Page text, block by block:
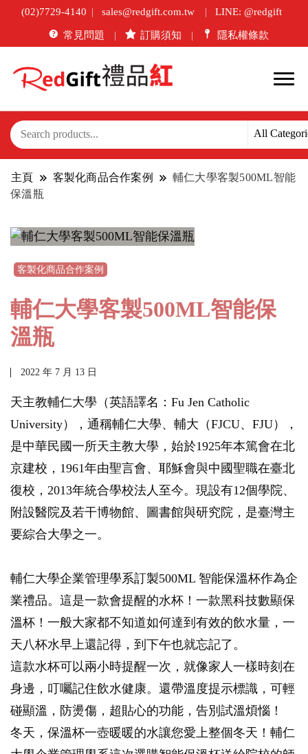
(02)7729-4140 sales@redgift.com.tw LINE: @redgift
常見問題 訂購須知 隱私權條款
主頁 客製化商品合作案例
輔仁大學客製500ML智能
保溫瓶
客製化商品合作案例
輔仁大學客製500ML智能保
溫瓶
2022 年 7 月 13 日
天主教輔仁大學（英語譯名：Fu Jen Catholic
University），通稱輔仁大學、輔大（FJCU、FJU），
是中華民國一所天主教大學，始於1925年本篤會在北
京建校，1961年由聖言會、耶穌會與中國聖職在臺北
復校，2013年統合學校法人至今。現設有12個學院、
附設醫院及若干博物館、圖書館與研究院，是臺灣主
要綜合大學之一。
輔仁大學企業管理學系訂製500ML 智能保溫杯作為企
業禮品。這是一款會提醒的水杯！一款黑科技數顯保
溫杯！一般大家都不知道如何達到有效的飲水量，一
天八杯水早上還記得，到下午也就忘記了。
這款水杯可以兩小時提醒一次，就像家人一樣時刻在
身邊，叮囑記住飲水健康。還帶溫度提示標識，可輕
碰顯溫，防燙傷，超貼心的功能，告別試溫煩惱！
冬天，保溫杯一壺暖暖的水讓您愛上整個冬天！輔仁